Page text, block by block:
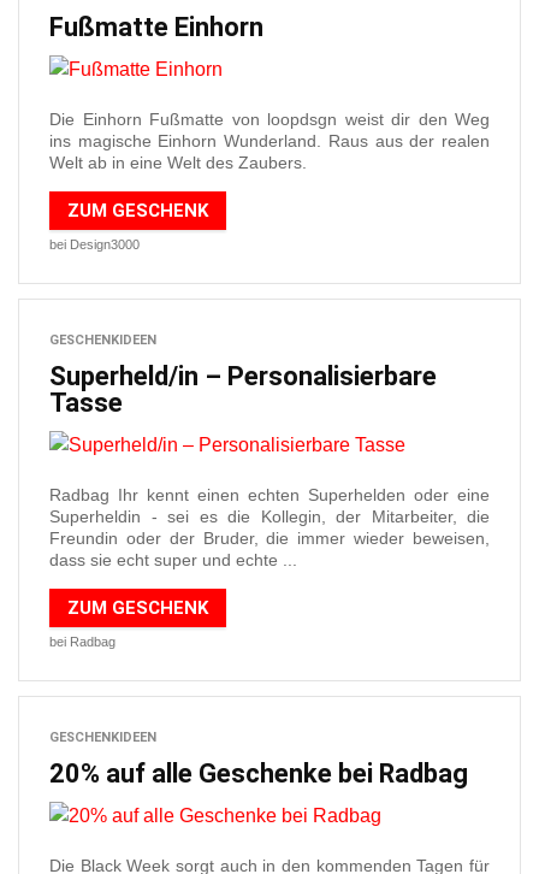
Fußmatte Einhorn
Die Einhorn Fußmatte von loopdsgn weist dir den Weg
ins magische Einhorn Wunderland. Raus aus der realen
Welt ab in eine Welt des Zaubers.
ZUM GESCHENK
bei Design3000
GESCHENKIDEEN
Superheld/in – Personalisierbare
Tasse
Radbag Ihr kennt einen echten Superhelden oder eine
Superheldin - sei es die Kollegin, der Mitarbeiter, die
Freundin oder der Bruder, die immer wieder beweisen,
dass sie echt super und echte ...
ZUM GESCHENK
bei Radbag
GESCHENKIDEEN
20% auf alle Geschenke bei Radbag
Die Black Week sorgt auch in den kommenden Tagen für